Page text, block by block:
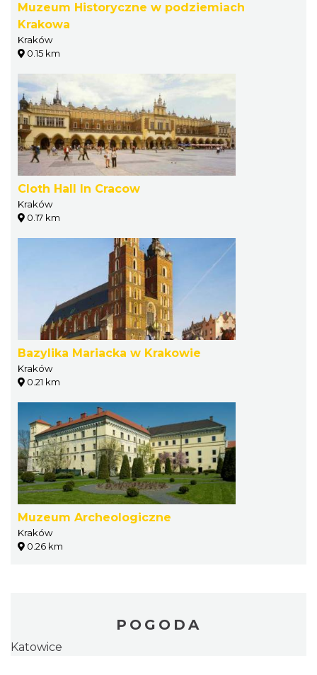
Muzeum Historyczne w podziemiach
Krakowa
Kraków
0.15 km
Cloth Hall In Cracow
Kraków
0.17 km
Bazylika Mariacka w Krakowie
Kraków
0.21 km
Muzeum Archeologiczne
Kraków
0.26 km
POGODA
Katowice